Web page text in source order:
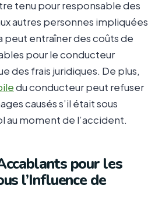
tenu pour responsable des
autres personnes impliquées
peut entraîner des coûts de
pour le conducteur
des frais juridiques. De plus,
du conducteur peut refuser
causés s’il était sous
au moment de l’accident.
pour les
l’Influence de